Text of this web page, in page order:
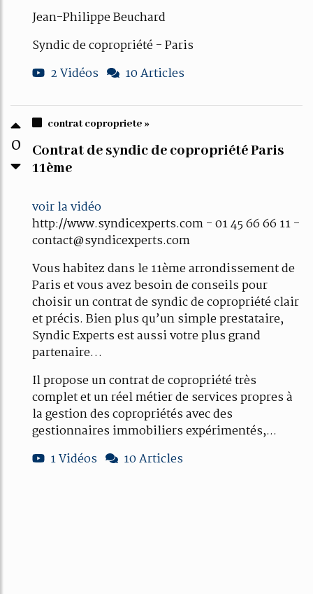
Jean-Philippe Beuchard
Syndic de copropriété - Paris
2 Vidéos
10 Articles
0
contrat copropriete »
Contrat de syndic de copropriété Paris
11ème
voir la vidéo
http://www.syndicexperts.com - 01 45 66 66 11 -
contact@syndicexperts.com
Vous habitez dans le 11ème arrondissement de
Paris et vous avez besoin de conseils pour
choisir un contrat de syndic de copropriété clair
et précis. Bien plus qu’un simple prestataire,
Syndic Experts est aussi votre plus grand
partenaire…
Il propose un contrat de copropriété très
complet et un réel métier de services propres à
la gestion des copropriétés avec des
gestionnaires immobiliers expérimentés,...
1 Vidéos
10 Articles